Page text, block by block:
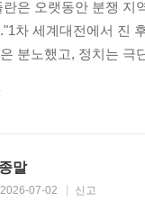
곤 하는 규칙 기반 질
세계에는 평화를 지
이다.
은 오랫동안 분쟁
차 세계대전에서 진
분노했고, 정치는
말
2026-07-02 신고